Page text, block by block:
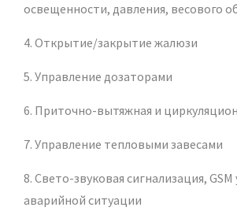
освещенности, давления, весового
4. Открытие/закрытие жалюзи
5. Управление дозаторами
6. Приточно-вытяжная и
7. Управление тепловыми завесами
8. Свето-звуковая сигнализация,
аварийной ситуации